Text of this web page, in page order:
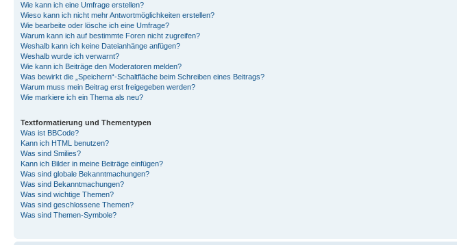
Wie kann ich eine Umfrage erstellen?
Wieso kann ich nicht mehr Antwortmöglichkeiten erstellen?
Wie bearbeite oder lösche ich eine Umfrage?
Warum kann ich auf bestimmte Foren nicht zugreifen?
Weshalb kann ich keine Dateianhänge anfügen?
Weshalb wurde ich verwarnt?
Wie kann ich Beiträge den Moderatoren melden?
Was bewirkt die „Speichern“-Schaltfläche beim Schreiben eines Beitrags?
Warum muss mein Beitrag erst freigegeben werden?
Wie markiere ich ein Thema als neu?
Textformatierung und Thementypen
Was ist BBCode?
Kann ich HTML benutzen?
Was sind Smilies?
Kann ich Bilder in meine Beiträge einfügen?
Was sind globale Bekanntmachungen?
Was sind Bekanntmachungen?
Was sind wichtige Themen?
Was sind geschlossene Themen?
Was sind Themen-Symbole?